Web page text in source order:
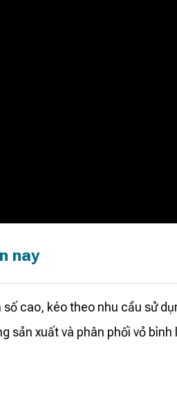
nay
cao, kéo theo nhu cầu sử
sản xuất và phân phối vỏ bình